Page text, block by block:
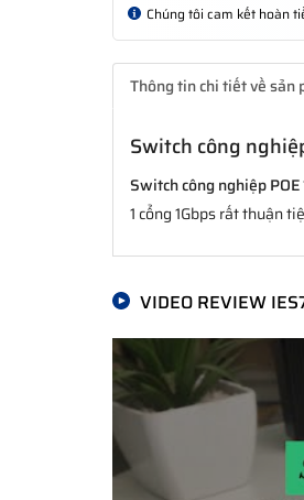
Chúng tôi cam kết hoàn
Thông tin chi tiết về sản
Switch công
Switch công nghiệp POE
1 cổng 1Gbps rất thuận
VIDEO REVIEW